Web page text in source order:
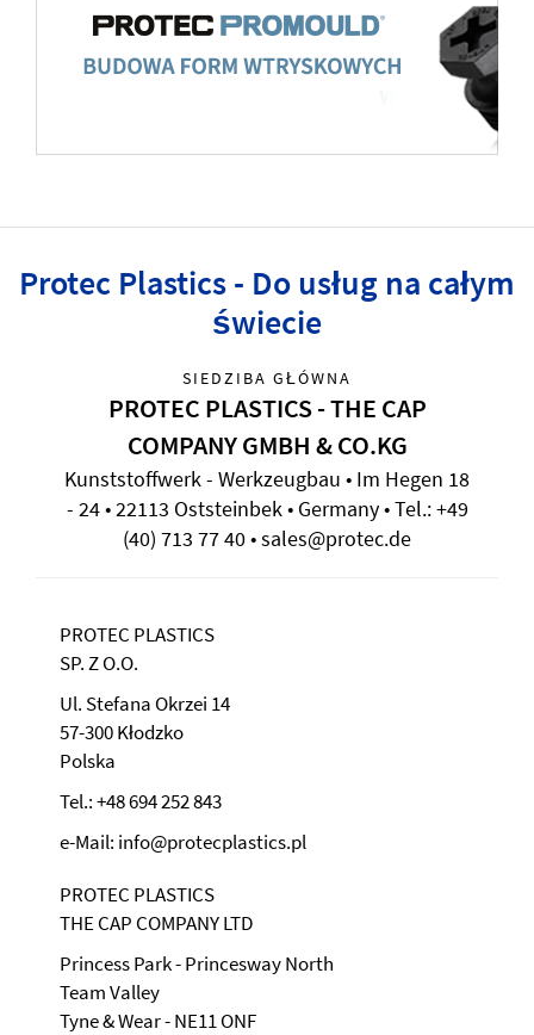
Protec Plastics - Do usług na całym
świecie
SIEDZIBA GŁÓWNA
PROTEC PLASTICS - THE CAP
COMPANY GMBH & CO.KG
Kunststoffwerk - Werkzeugbau • Im Hegen 18
- 24 • 22113 Oststeinbek • Germany • Tel.: +49
(40) 713 77 40 • sales@protec.de
PROTEC PLASTICS
SP. Z O.O.
Ul. Stefana Okrzei 14
57-300 Kłodzko
Polska
Tel.: +48 694 252 843
e-Mail: info@protecplastics.pl
PROTEC PLASTICS
THE CAP COMPANY LTD
Princess Park - Princesway North
Team Valley
Tyne & Wear - NE11 ONF